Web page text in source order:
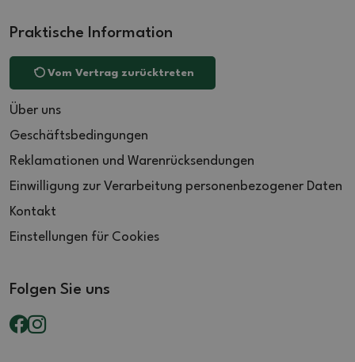
Praktische Information
Vom Vertrag zurücktreten
Über uns
Geschäftsbedingungen
Reklamationen und Warenrücksendungen
Einwilligung zur Verarbeitung personenbezogener Daten
Kontakt
Einstellungen für Cookies
Folgen Sie uns